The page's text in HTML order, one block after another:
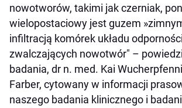
nowotworów, takimi jak czerniak,
wielopostaciowy jest guzem
infiltracją komórek układu
zwalczających nowotwór" –
badania, dr n. med. Kai
Farber, cytowany w informacji
naszego badania klinicznego i